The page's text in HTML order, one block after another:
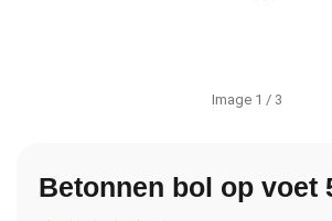
Image 1 / 3
Betonnen bol op voet